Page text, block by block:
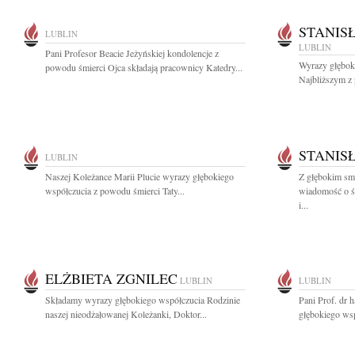
LUBLIN
Pani Profesor Beacie Jeżyńskiej kondolencje z
powodu śmierci Ojca składają pracownicy Katedry...
LUBLIN
Wyrazy
Najbliższym z
LUBLIN
Naszej Koleżance Marii Plucie wyrazy głębokiego
współczucia z powodu śmierci Taty...
Z głębokim
wiadomość o
i...
ELŻBIETA ZGNILEC LUBLIN
Składamy wyrazy głębokiego współczucia Rodzinie
naszej nieodżałowanej Koleżanki, Doktor...
LUBLIN
Pani Prof. dr
głębokiego